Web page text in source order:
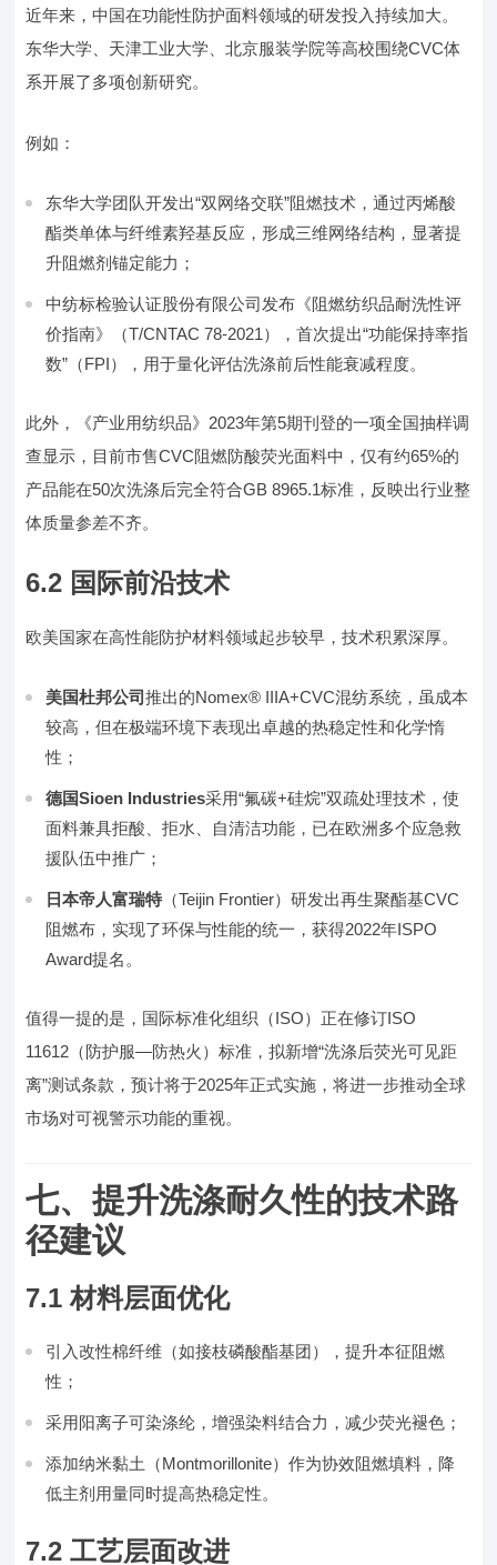
近年来，中国在功能性防护面料领域的研发投入持续加大。
东华大学、天津工业大学、北京服装学院等高校围绕CVC体
系开展了多项创新研究。
例如：
东华大学团队开发出“双网络交联”阻燃技术，通过丙烯酸
酯类单体与纤维素羟基反应，形成三维网络结构，显著提
升阻燃剂锚定能力；
中纺标检验认证股份有限公司发布《阻燃纺织品耐洗性评
价指南》（T/CNTAC 78-2021），首次提出“功能保持率指
数”（FPI），用于量化评估洗涤前后性能衰减程度。
此外，《产业用纺织品》2023年第5期刊登的一项全国抽样调
查显示，目前市售CVC阻燃防酸荧光面料中，仅有约65%的
产品能在50次洗涤后完全符合GB 8965.1标准，反映出行业整
体质量参差不齐。
6.2 国际前沿技术
欧美国家在高性能防护材料领域起步较早，技术积累深厚。
美国杜邦公司推出的Nomex® IIIA+CVC混纺系统，虽成本
较高，但在极端环境下表现出卓越的热稳定性和化学惰
性；
德国Sioen Industries采用“氟碳+硅烷”双疏处理技术，使
面料兼具拒酸、拒水、自清洁功能，已在欧洲多个应急救
援队伍中推广；
日本帝人富瑞特（Teijin Frontier）研发出再生聚酯基CVC
阻燃布，实现了环保与性能的统一，获得2022年ISPO
Award提名。
值得一提的是，国际标准化组织（ISO）正在修订ISO
11612（防护服—防热火）标准，拟新增“洗涤后荧光可见距
离”测试条款，预计将于2025年正式实施，将进一步推动全球
市场对可视警示功能的重视。
七、提升洗涤耐久性的技术路
径建议
7.1 材料层面优化
引入改性棉纤维（如接枝磷酸酯基团），提升本征阻燃
性；
采用阳离子可染涤纶，增强染料结合力，减少荧光褪色；
添加纳米黏土（Montmorillonite）作为协效阻燃填料，降
低主剂用量同时提高热稳定性。
7.2 工艺层面改进